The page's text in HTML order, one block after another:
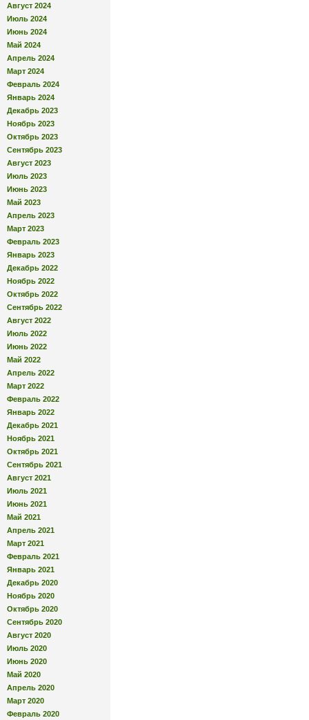
Август 2024
Июль 2024
Июнь 2024
Май 2024
Апрель 2024
Март 2024
Февраль 2024
Январь 2024
Декабрь 2023
Ноябрь 2023
Октябрь 2023
Сентябрь 2023
Август 2023
Июль 2023
Июнь 2023
Май 2023
Апрель 2023
Март 2023
Февраль 2023
Январь 2023
Декабрь 2022
Ноябрь 2022
Октябрь 2022
Сентябрь 2022
Август 2022
Июль 2022
Июнь 2022
Май 2022
Апрель 2022
Март 2022
Февраль 2022
Январь 2022
Декабрь 2021
Ноябрь 2021
Октябрь 2021
Сентябрь 2021
Август 2021
Июль 2021
Июнь 2021
Май 2021
Апрель 2021
Март 2021
Февраль 2021
Январь 2021
Декабрь 2020
Ноябрь 2020
Октябрь 2020
Сентябрь 2020
Август 2020
Июль 2020
Июнь 2020
Май 2020
Апрель 2020
Март 2020
Февраль 2020